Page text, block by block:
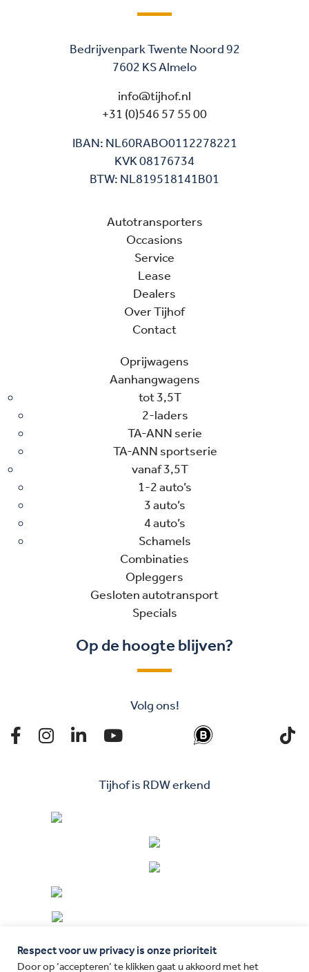
Bedrijvenpark Twente Noord 92
7602 KS Almelo
info@tijhof.nl
+31 (0)546 57 55 00
IBAN: NL60RABO0112278221
KVK 08176734
BTW: NL819518141B01
Autotransporters
Occasions
Service
Lease
Dealers
Over Tijhof
Contact
Oprijwagens
Aanhangwagens
tot 3,5T
2-laders
TA-ANN serie
TA-ANN sportserie
vanaf 3,5T
1-2 auto’s
3 auto’s
4 auto’s
Schamels
Combinaties
Opleggers
Gesloten autotransport
Specials
Op de hoogte blijven?
Volg ons!
Tijhof is RDW erkend
Respect voor uw privacy is onze prioriteit
Door op ‘accepteren’ te klikken gaat u akkoord met het